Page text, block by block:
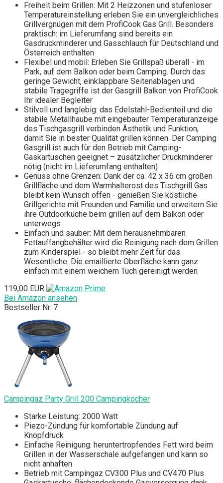
Freiheit beim Grillen: Mit 2 Heizzonen und stufenloser
Temperatureinstellung erleben Sie ein unvergleichliches
Grillvergnügen mit dem ProfiCook Gas Grill. Besonders
praktisch: im Lieferumfang sind bereits ein
Gasdruckminderer und Gasschlauch für Deutschland und
Österreich enthalten
Flexibel und mobil: Erleben Sie Grillspaß überall - im
Park, auf dem Balkon oder beim Camping. Durch das
geringe Gewicht, einklappbare Seitenablagen und
stabile Tragegriffe ist der Gasgrill Balkon von ProfiCook
Ihr idealer Begleiter
Stilvoll und langlebig: das Edelstahl-Bedienteil und die
stabile Metallhaube mit eingebauter Temperaturanzeige
des Tischgasgrill verbinden Ästhetik und Funktion,
damit Sie in bester Qualität grillen können. Der Camping
Gasgrill ist auch für den Betrieb mit Camping-
Gaskartuschen geeignet – zusätzlicher Druckminderer
nötig (nicht im Lieferumfang enthalten)
Genuss ohne Grenzen: Dank der ca. 42 x 36 cm großen
Grillfläche und dem Warmhalterost des Tischgrill Gas
bleibt kein Wunsch offen - genießen Sie köstliche
Grillgerichte mit Freunden und Familie und erweitern Sie
ihre Outdoorküche beim grillen auf dem Balkon oder
unterwegs
Einfach und sauber: Mit dem herausnehmbaren
Fettauffangbehälter wird die Reinigung nach dem Grillen
zum Kinderspiel - so bleibt mehr Zeit für das
Wesentliche. Die emaillierte Oberfläche kann ganz
einfach mit einem weichem Tuch gereinigt werden
119,00 EUR
Bei Amazon ansehen
Bestseller Nr. 7
Campingaz Party Grill 200 Campingkocher
Starke Leistung: 2000 Watt
Piezo-Zündung für komfortable Zündung auf
Knopfdruck
Einfache Reinigung: heruntertropfendes Fett wird beim
Grillen in der Wasserschale aufgefangen und kann so
nicht anhaften
Betrieb mit Campingaz CV300 Plus und CV470 Plus